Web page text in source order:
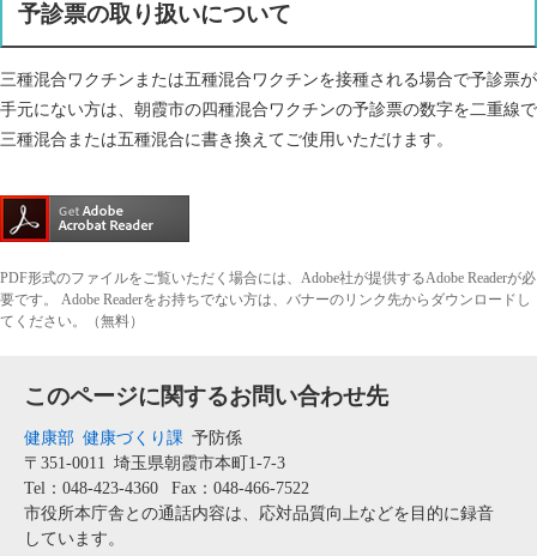
予診票の取り扱いについて
三種混合ワクチンまたは五種混合ワクチンを接種される場合で予診票が
手元にない方は、朝霞市の四種混合ワクチンの予診票の数字を二重線で
三種混合または五種混合に書き換えてご使用いただけます。
PDF形式のファイルをご覧いただく場合には、Adobe社が提供するAdobe Readerが必
要です。
Adobe Readerをお持ちでない方は、バナーのリンク先からダウンロードし
てください。（無料）
このページに関するお問い合わせ先
健康部 健康づくり課 予防係
〒351-0011 埼玉県朝霞市本町1-7-3
Tel：048-423-4360
Fax：048-466-7522
市役所本庁舎との通話内容は、応対品質向上などを目的に録音
しています。